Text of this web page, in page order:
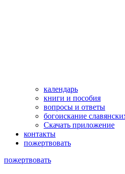
календарь
книги и пособия
вопросы и ответы
богоискание
Скачать приложение
контакты
пожертвовать
пoжертвовать